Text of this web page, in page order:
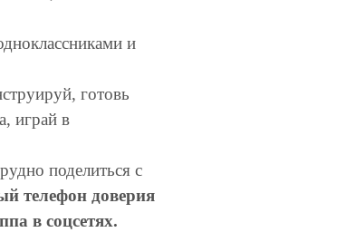
и
готовь
играй в
поделиться с
телефон доверия
в соцсетях.